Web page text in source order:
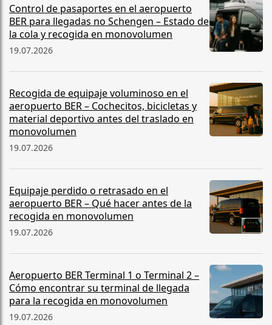
Control de pasaportes en el aeropuerto
BER para llegadas no Schengen – Estado de
la cola y recogida en monovolumen
19.07.2026
Recogida de equipaje voluminoso en el
aeropuerto BER – Cochecitos, bicicletas y
material deportivo antes del traslado en
monovolumen
19.07.2026
Equipaje perdido o retrasado en el
aeropuerto BER – Qué hacer antes de la
recogida en monovolumen
19.07.2026
Aeropuerto BER Terminal 1 o Terminal 2 –
Cómo encontrar su terminal de llegada
para la recogida en monovolumen
19.07.2026